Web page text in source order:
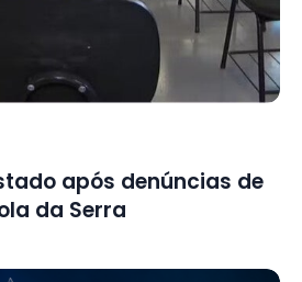
após denúncias de
da Serra